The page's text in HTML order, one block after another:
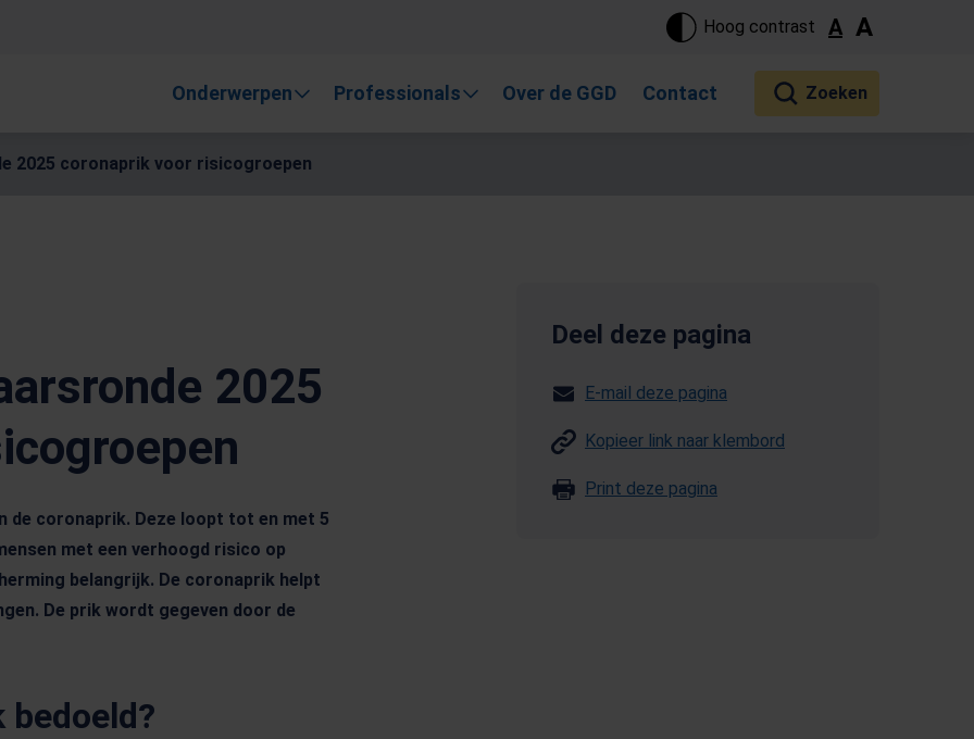
Hoog contrast A A
Onderwerpen Professionals Over de GGD Contact
de pijlen om omhoog en omlaag te gaan naar de gewenste pagina. Touch-apparaat gebruikers, bewegen door aanraking
2025 coronaprik voor risicogroepen
2025
de coronaprik. Deze loopt tot en met 5
met een verhoogd risico op
belangrijk. De coronaprik helpt
De prik wordt gegeven door de
Deel deze pagina
E-mail deze pagina
Kopieer link naar klembord
Print deze pagina